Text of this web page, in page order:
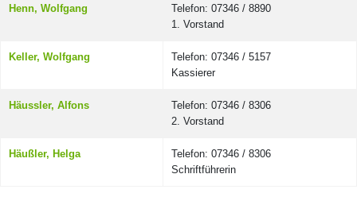
Henn, Wolfgang
Telefon: 07346 / 8890
1. Vorstand
Keller, Wolfgang
Telefon: 07346 / 5157
Kassierer
Häussler, Alfons
Telefon: 07346 / 8306
2. Vorstand
Häußler, Helga
Telefon: 07346 / 8306
Schriftführerin